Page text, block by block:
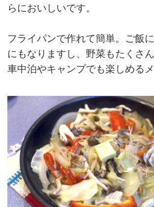
らにおいしいです。
フライパンで作れて簡単。ご飯
にもなりますし、野菜もたくさ
車中泊やキャンプでも楽しめるメ